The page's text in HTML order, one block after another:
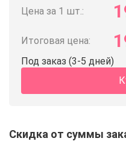
Цена за 1 шт.:
Итоговая цена:
Под заказ (3-5 дней)
Скидка от суммы